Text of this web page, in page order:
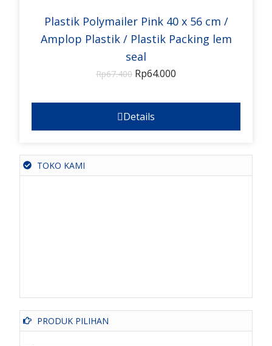
Plastik Polymailer Pink 40 x 56 cm /
Amplop Plastik / Plastik Packing lem
seal
Rp67.400 Rp64.000
Details
TOKO KAMI
PRODUK PILIHAN